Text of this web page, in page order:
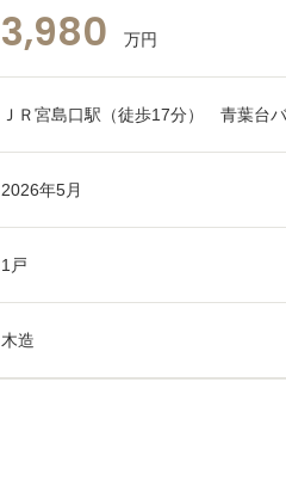
3,980 万円
ＪＲ宮島口駅（徒歩17分） 青葉台バ
2026年5月
1戸
木造